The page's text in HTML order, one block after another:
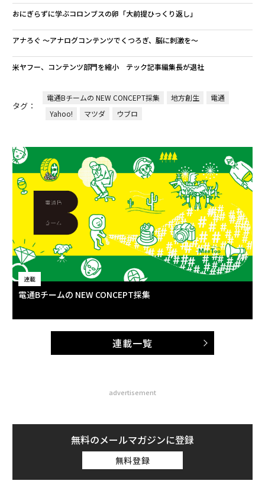
おにぎらずに学ぶコロンブスの卵「大前提ひっくり返し」
アナろぐ 〜アナログコンテンツでくつろぎ、脳に刺激を〜
米ヤフー、コンテンツ部門を縮小 テック記事編集長が退社
タグ：
電通Bチームの NEW CONCEPT採集 地方創生
電通
Yahoo!
マツダ ウブロ
連載
電通Bチームの NEW CONCEPT採集
連載一覧
advertisement
無料のメールマガジンに登録
無料登録